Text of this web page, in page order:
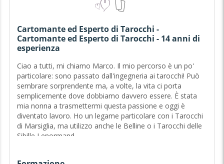
Cartomante ed Esperto di Tarocchi -
Cartomante ed Esperto di Tarocchi - 14 anni di
esperienza
Ciao a tutti, mi chiamo Marco. Il mio percorso è un po'
particolare: sono passato dall'ingegneria ai tarocchi! Può
sembrare sorprendente ma, a volte, la vita ci porta
semplicemente dove dobbiamo davvero essere. È stata
mia nonna a trasmettermi questa passione e oggi è
diventato lavoro. Ho un legame particolare con i Tarocchi
di Marsiglia, ma utilizzo anche le Belline o i Tarocchi delle
Sibille Lenormand.
Di cosa mi occupo? Accompagno le persone che